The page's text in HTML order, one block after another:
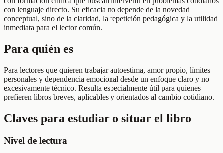
con lenguaje directo. Su eficacia no depende de la novedad
conceptual, sino de la claridad, la repetición pedagógica y la utilidad
inmediata para el lector común.
Para quién es
Para lectores que quieren trabajar autoestima, amor propio, límites
personales y dependencia emocional desde un enfoque claro y no
excesivamente técnico. Resulta especialmente útil para quienes
prefieren libros breves, aplicables y orientados al cambio cotidiano.
Claves para estudiar o situar el libro
Nivel de lectura